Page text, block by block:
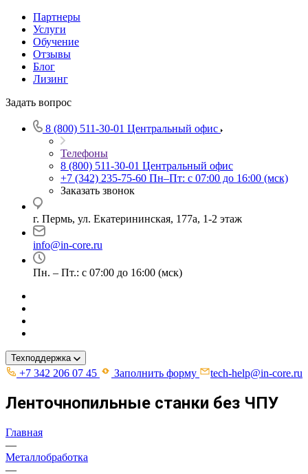
Партнеры
Услуги
Обучение
Отзывы
Блог
Лизинг
Задать вопрос
8 (800) 511-30-01 Центральный офис
Телефоны
8 (800) 511-30-01 Центральный офис
+7 (342) 235-75-60 Пн–Пт: с 07:00 до 16:00 (мск)
Заказать звонок
г. Пермь, ул. ​Екатерининская, 177а, ​1-2 этаж
info@in-core.ru
Пн. – Пт.: с 07:00 до 16:00 (мск)
Техподдержка
+7 342 206 07 45 Заполнить форму tech-help@in-core.ru
Ленточнопильные станки без ЧПУ
Главная
—
Металлобработка
—